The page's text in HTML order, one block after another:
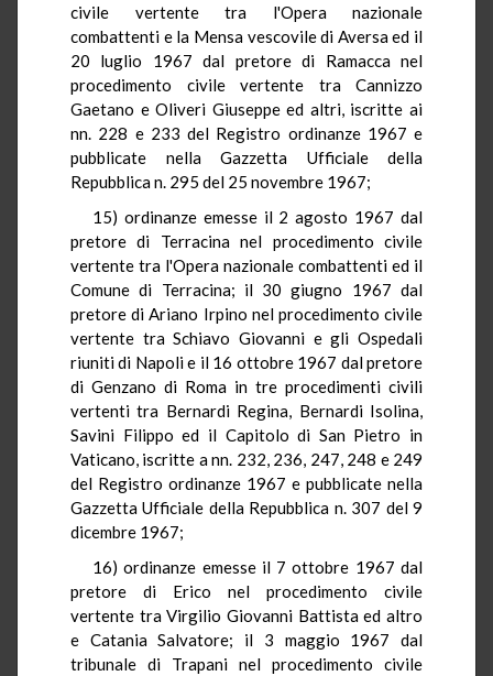
civile vertente tra l'Opera nazionale
combattenti e la Mensa vescovile di Aversa ed il
20 luglio 1967 dal pretore di Ramacca nel
procedimento civile vertente tra Cannizzo
Gaetano e Oliveri Giuseppe ed altri, iscritte ai
nn. 228 e 233 del Registro ordinanze 1967 e
pubblicate nella Gazzetta Ufficiale della
Repubblica n. 295 del 25 novembre 1967;
15) ordinanze emesse il 2 agosto 1967 dal
pretore di Terracina nel procedimento civile
vertente tra l'Opera nazionale combattenti ed il
Comune di Terracina; il 30 giugno 1967 dal
pretore di Ariano Irpino nel procedimento civile
vertente tra Schiavo Giovanni e gli Ospedali
riuniti di Napoli e il 16 ottobre 1967 dal pretore
di Genzano di Roma in tre procedimenti civili
vertenti tra Bernardi Regina, Bernardi Isolina,
Savini Filippo ed il Capitolo di San Pietro in
Vaticano, iscritte a nn. 232, 236, 247, 248 e 249
del Registro ordinanze 1967 e pubblicate nella
Gazzetta Ufficiale della Repubblica n. 307 del 9
dicembre 1967;
16) ordinanze emesse il 7 ottobre 1967 dal
pretore di Erico nel procedimento civile
vertente tra Virgilio Giovanni Battista ed altro
e Catania Salvatore; il 3 maggio 1967 dal
tribunale di Trapani nel procedimento civile